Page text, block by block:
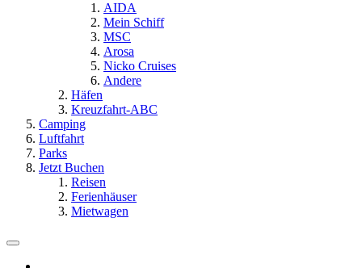
AIDA
Mein Schiff
MSC
Arosa
Nicko Cruises
Andere
Häfen
Kreuzfahrt-ABC
Camping
Luftfahrt
Parks
Jetzt Buchen
Reisen
Ferienhäuser
Mietwagen